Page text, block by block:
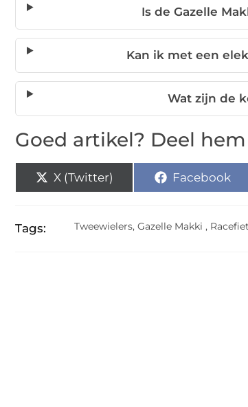
Is de Gazelle
Kan ik met een
Wat zijn de
Goed artikel? Deel
X (Twitter) Facebook
Tags: Tweewielers, Gazelle Makki ,